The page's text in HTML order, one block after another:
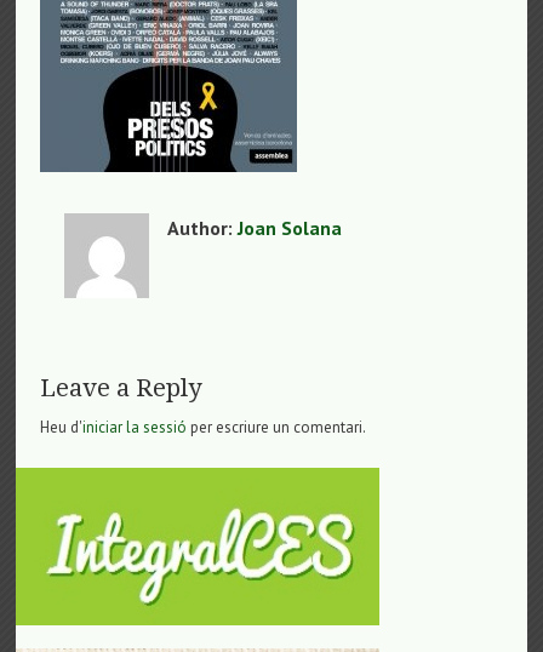
Author:Joan Solana
Leave a Reply
Heu d'iniciar la sessió per escriure un comentari.